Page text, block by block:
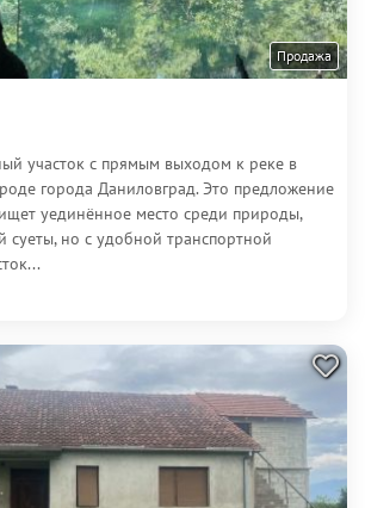
Продажа
участок с прямым выходом к реке в
города Даниловград. Это предложение
уединённое место среди природы,
суеты, но с удобной транспортной